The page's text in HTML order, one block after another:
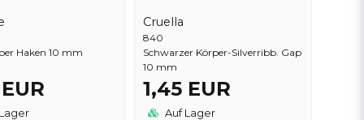
Haken 10 mm
Cruella
840
Schwarzer Körper-Silverribb. Gap
10 mm
1,45 EUR
Auf Lager